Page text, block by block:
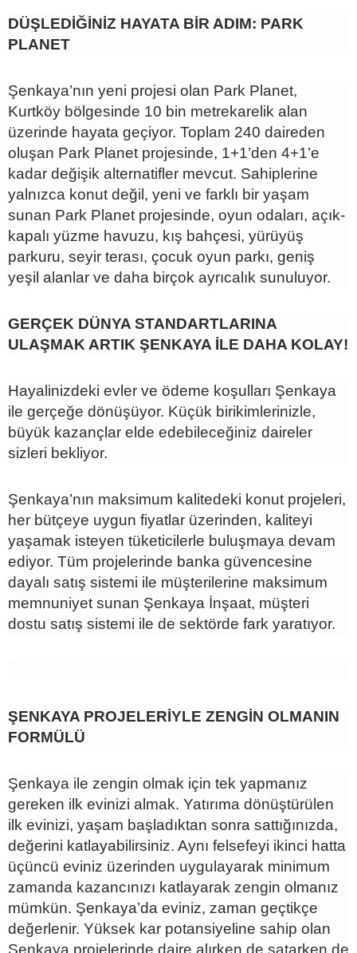
DÜŞLEDİĞİNİZ HAYATA BİR ADIM: PARK
PLANET
Şenkaya’nın yeni projesi olan Park Planet,
Kurtköy bölgesinde 10 bin metrekarelik alan
üzerinde hayata geçiyor. Toplam 240 daireden
oluşan Park Planet projesinde, 1+1’den 4+1’e
kadar değişik alternatifler mevcut. Sahiplerine
yalnızca konut değil, yeni ve farklı bir yaşam
sunan Park Planet projesinde, oyun odaları, açık-
kapalı yüzme havuzu, kış bahçesi, yürüyüş
parkuru, seyir terası, çocuk oyun parkı, geniş
yeşil alanlar ve daha birçok ayrıcalık sunuluyor.
GERÇEK DÜNYA STANDARTLARINA
ULAŞMAK ARTIK ŞENKAYA İLE DAHA KOLAY!
Hayalinizdeki evler ve ödeme koşulları Şenkaya
ile gerçeğe dönüşüyor. Küçük birikimlerinizle,
büyük kazançlar elde edebileceğiniz daireler
sizleri bekliyor.
Şenkaya’nın maksimum kalitedeki konut projeleri,
her bütçeye uygun fiyatlar üzerinden, kaliteyi
yaşamak isteyen tüketicilerle buluşmaya devam
ediyor. Tüm projelerinde banka güvencesine
dayalı satış sistemi ile müşterilerine maksimum
memnuniyet sunan Şenkaya İnşaat, müşteri
dostu satış sistemi ile de sektörde fark yaratıyor.
ŞENKAYA PROJELERİYLE ZENGİN OLMANIN
FORMÜLÜ
Şenkaya ile zengin olmak için tek yapmanız
gereken ilk evinizi almak. Yatırıma dönüştürülen
ilk evinizi, yaşam başladıktan sonra sattığınızda,
değerini katlayabilirsiniz. Aynı felsefeyi ikinci hatta
üçüncü eviniz üzerinden uygulayarak minimum
zamanda kazancınızı katlayarak zengin olmanız
mümkün. Şenkaya’da eviniz, zaman geçtikçe
değerlenir. Yüksek kar potansiyeline sahip olan
Şenkaya projelerinde daire alırken de satarken de